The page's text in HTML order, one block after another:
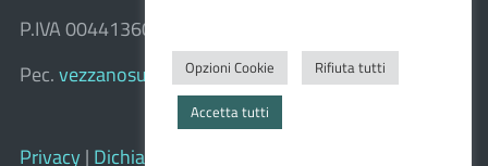
P.IVA 00441360351
Pec. vezzanosulcrostolo@cert.provincia.re.it
Privacy | Dichiarazione di accessibilità e feedback
Opzioni Cookie Rifiuta tutti
Accetta tutti